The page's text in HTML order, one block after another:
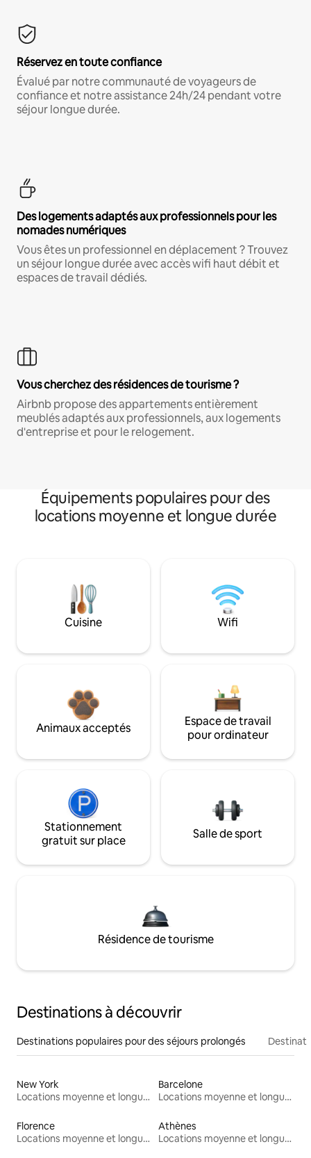
Réservez en toute confiance
Évalué par notre communauté de voyageurs de
confiance et notre assistance 24h/24 pendant votre
séjour longue durée.
Des logements adaptés aux professionnels pour les
nomades numériques
Vous êtes un professionnel en déplacement ? Trouvez
un séjour longue durée avec accès wifi haut débit et
espaces de travail dédiés.
Vous cherchez des résidences de tourisme ?
Airbnb propose des appartements entièrement
meublés adaptés aux professionnels, aux logements
d'entreprise et pour le relogement.
Équipements populaires pour des
locations moyenne et longue durée
Cuisine Wifi
Animaux acceptés
Espace de travail
pour ordinateur
Stationnement
gratuit sur place
Salle de sport
Résidence de tourisme
Destinations à découvrir
Destinations populaires pour des séjours prolongés
New York
Locations moyenne et longue durée
Barcelone
Locations moyenne et longue durée
Florence
Locations moyenne et longue durée
Athènes
Locations moyenne et longue durée